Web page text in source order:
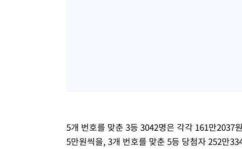
5개 번호를 맞춘 3등 3042명은 각각 161만2037
5만원씩을, 3개 번호를 맞춘 5등 당첨자 252만